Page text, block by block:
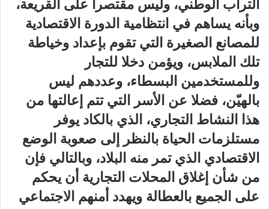
التراب الوطني، وليس مقتصرا على القريعة،
وبأنه يساهم في انتظامية الدورة الاقتصادية
للمصانع الصغيرة التي تقوم بإعداد وخياطة
تلك الملابس، ويؤمن دخلا للتجار
وللمستخدمين البسطاء، وعددهم ليس
بالهيّن، فضلا عن الأسر التي تتم إعالتها من
هذا النشاط التجاري، الذي بالكاد يوفر
مستلزمات الحياة بالنظر إلى صعوبة الوضع
الاقتصادي الذي تمر منه البلاد، وبالتالي فإن
من شأن إغلاق المحلات التجارية أن يحكم
على الجميع بالعطالة ويهدد أمنهم الاجتماعي